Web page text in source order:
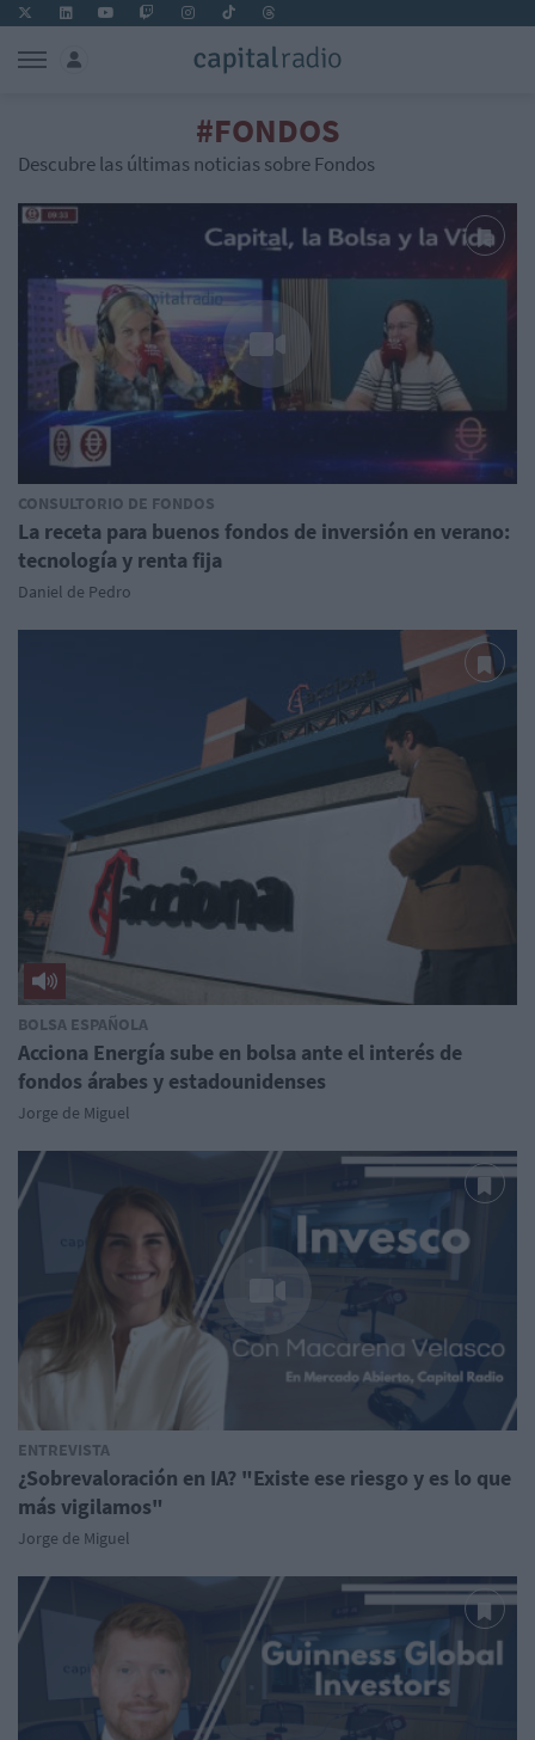
#FONDOS
Descubre las últimas noticias sobre Fondos
CONSULTORIO DE FONDOS
La receta para buenos fondos de inversión en verano:
tecnología y renta fija
Daniel de Pedro
BOLSA ESPAÑOLA
Acciona Energía sube en bolsa ante el interés de
fondos árabes y estadounidenses
Jorge de Miguel
ENTREVISTA
¿Sobrevaloración en IA? "Existe ese riesgo y es lo que
más vigilamos"
Jorge de Miguel